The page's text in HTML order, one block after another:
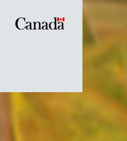
Symbole
Canada